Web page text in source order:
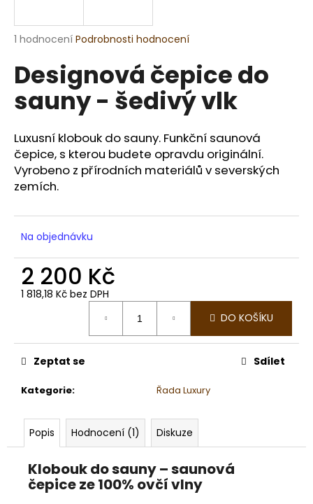
Průměrné
produktu
je
z
hvězdiček.
1 hodnocení Podrobnosti hodnocení
Designová čepice do
sauny - šedivý vlk
Luxusní klobouk do sauny. Funkční saunová
čepice, s kterou budete opravdu originální.
Vyrobeno z přírodních materiálů v severských
zemích.
Na objednávku
2 200 Kč
1 818,18 Kč bez DPH
DO KOŠÍKU
Kategorie: Řada Luxury
Zeptat se Sdílet
Popis Hodnocení (1) Diskuze
Klobouk do sauny – saunová
čepice ze 100% ovčí vlny
j
t
?
HLEDAT
o
p
o
u
j
e
e
YLANG
YLANG
219
Kč